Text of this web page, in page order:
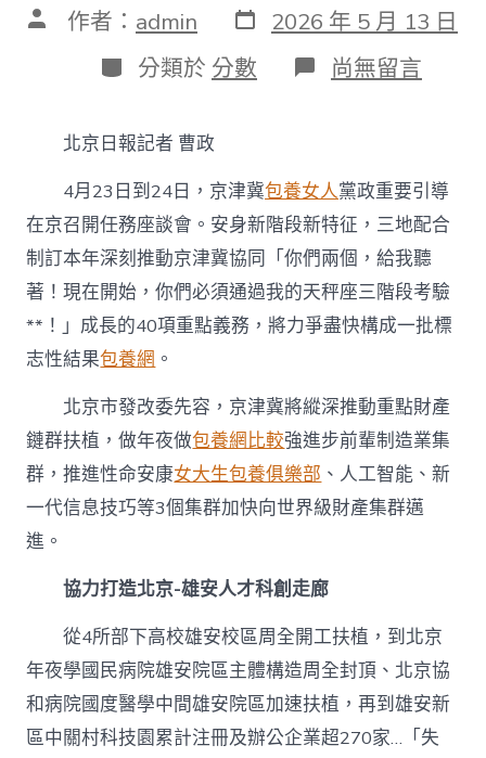
文 作者： admin 發
表
日
期
2026 年 5 月 13 日
分
類
分類於 分數 在
〈專
站
比
較
京
津
冀
三
年
產
集
群
將
邁
向
世
尚無留言
北京日報記者 曹政
4月23日到24日，京津冀包養女人黨政重要引導
在京召開任務座談會。安身新階段新特征，三地配合
制訂本年深刻推動京津冀協同「你們兩個，給我聽
著！現在開始，你們必須通過我的天秤座三階段考驗
**！」成長的40項重點義務，將力爭盡快構成一批標
志性結果包養網 。
北京市發改委先容，京津冀將縱深推動重點財產
鏈群扶植，做年夜做包養網比較強進步前輩制造業集
群，推進性命安康女大生包養俱樂部 、人工智能、新
一代信息技巧等3個集群加快向世界級財產集群邁
進。
協力打造北京-雄安人才科創走廊
從4所部下高校雄安校區周全開工扶植，到北京
年夜學國民病院雄安院區主體構造周全封頂、北京協
和病院國度醫學中間雄安院區加速扶植，再到雄安新
區中關村科技園累計注冊及辦公企業超270家…「失